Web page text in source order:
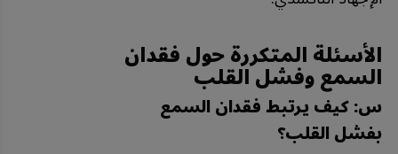
الأسئلة المتكررة حول فقدان
السمع وفشل القلب
س: كيف يرتبط فقدان السمع
بفشل القلب؟